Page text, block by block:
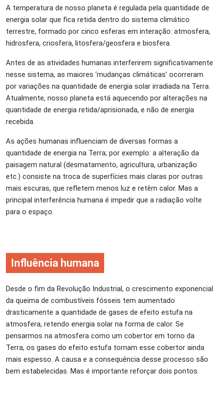
A temperatura de nosso planeta é regulada pela quantidade de
energia solar que fica retida dentro do sistema climático
terrestre, formado por cinco esferas em interação: atmosfera,
hidrosfera, criosfera, litosfera/geosfera e biosfera.
Antes de as atividades humanas interferirem significativamente
nesse sistema, as maiores ‘mudanças climáticas’ ocorreram
por variações na quantidade de energia solar irradiada na Terra.
Atualmente, nosso planeta está aquecendo por alterações na
quantidade de energia retida/aprisionada, e não de energia
recebida.
As ações humanas influenciam de diversas formas a
quantidade de energia na Terra; por exemplo: a alteração da
paisagem natural (desmatamento, agricultura, urbanização
etc.) consiste na troca de superfícies mais claras por outras
mais escuras, que refletem menos luz e retêm calor. Mas a
principal interferência humana é impedir que a radiação volte
para o espaço.
Influência humana
Desde o fim da Revolução Industrial, o crescimento exponencial
da queima de combustíveis fósseis tem aumentado
drasticamente a quantidade de gases de efeito estufa na
atmosfera, retendo energia solar na forma de calor. Se
pensarmos na atmosfera como um cobertor em torno da
Terra, os gases do efeito estufa tornam esse cobertor ainda
mais espesso. A causa e a consequência desse processo são
bem estabelecidas. Mas é importante reforçar dois pontos.